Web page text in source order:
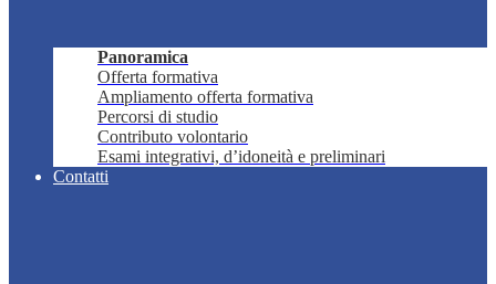
Panoramica
Offerta formativa
Ampliamento offerta formativa
Percorsi di studio
Contributo volontario
Esami integrativi, d’idoneità e preliminari
Contatti